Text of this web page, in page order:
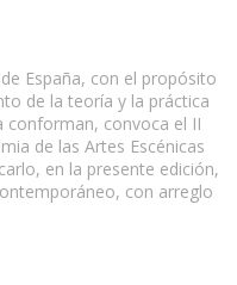
España, con el propósito
de la teoría y la práctica
conforman, convoca el II
de las Artes Escénicas
en la presente edición,
con arreglo